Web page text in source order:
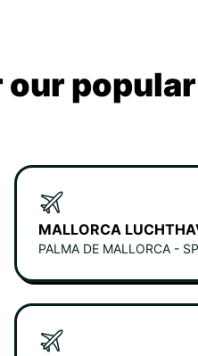
our
MALLORCA
PALMA DE MALLORCA -